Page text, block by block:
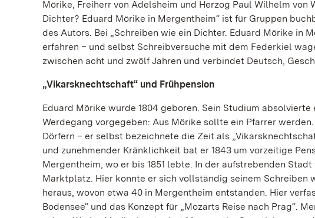
Mörike, Freiherr von Adelsheim und Herzog Paul Wilhelm
Dichter? Eduard Mörike in Mergentheim“ ist für Gruppen
des Autors. Bei „Schreiben wie ein Dichter. Eduard Mörike in
erfahren – und selbst Schreibversuche mit dem Federkiel
zwischen acht und zwölf Jahren und verbindet Deutsch,
„Vikarsknechtschaft“ und Frühpension
Eduard Mörike wurde 1804 geboren. Sein Studium
Werdegang vorgegeben: Aus Mörike sollte ein Pfarrer
Dörfern – er selbst bezeichnete die Zeit als
und zunehmender Kränklichkeit bat er 1843 um vorzeitige
Mergentheim, wo er bis 1851 lebte. In der aufstrebenden
Marktplatz. Hier konnte er sich vollständig seinem Schreiben
heraus, wovon etwa 40 in Mergentheim entstanden. Hier
Bodensee“ und das Konzept für „Mozarts Reise nach Prag“.